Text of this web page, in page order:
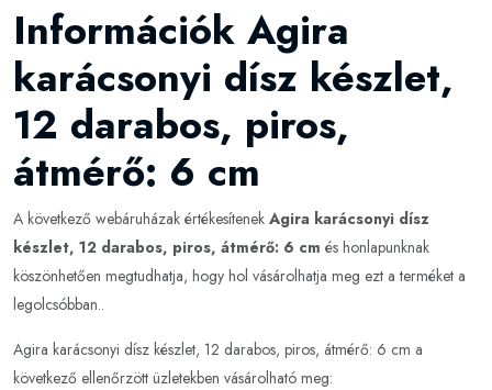
Információk Agira
karácsonyi dísz készlet,
12 darabos, piros,
átmérő: 6 cm
A következő webáruházak értékesítenek Agira karácsonyi dísz
készlet, 12 darabos, piros, átmérő: 6 cm és honlapunknak
köszönhetően megtudhatja, hogy hol vásárolhatja meg ezt a terméket a
legolcsóbban..
Agira karácsonyi dísz készlet, 12 darabos, piros, átmérő: 6 cm a
következő ellenőrzött üzletekben vásárolható meg: